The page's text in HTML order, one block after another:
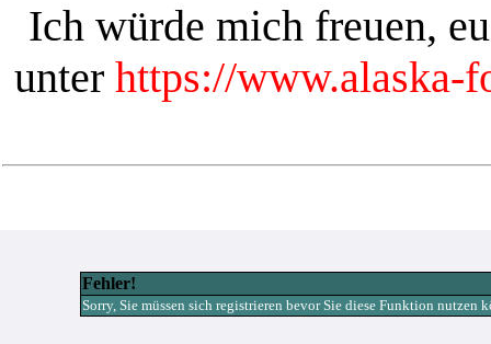
Ich würde mich freuen,
unter https://www.alaska-
Fehler!
Sorry, Sie müssen sich registrieren bevor Sie diese Funktion nutzen